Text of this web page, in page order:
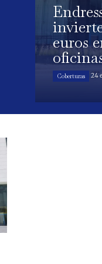
euros
Coberturas 24